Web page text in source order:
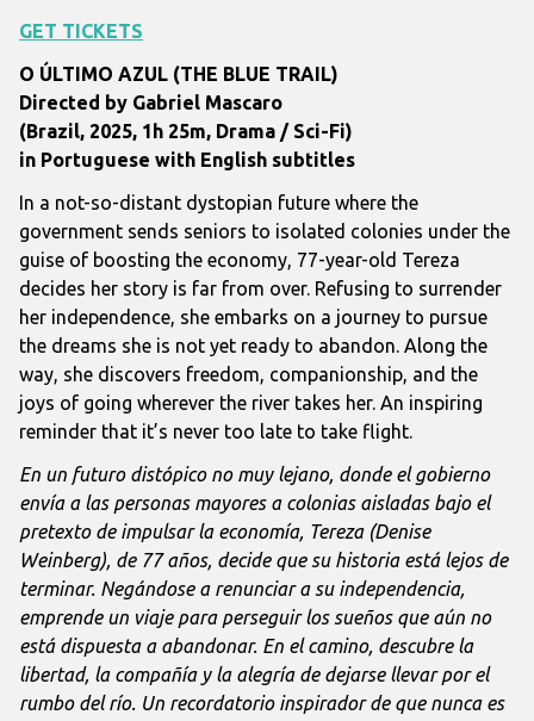
GET TICKETS
O ÚLTIMO AZUL (THE BLUE TRAIL)
Directed by Gabriel Mascaro
(Brazil, 2025, 1h 25m, Drama / Sci-Fi)
in Portuguese with English subtitles
In a not-so-distant dystopian future where the
government sends seniors to isolated colonies under the
guise of boosting the economy, 77-year-old Tereza
decides her story is far from over. Refusing to surrender
her independence, she embarks on a journey to pursue
the dreams she is not yet ready to abandon. Along the
way, she discovers freedom, companionship, and the
joys of going wherever the river takes her. An inspiring
reminder that it’s never too late to take flight.
En un futuro distópico no muy lejano, donde el gobierno
envía a las personas mayores a colonias aisladas bajo el
pretexto de impulsar la economía, Tereza (Denise
Weinberg), de 77 años, decide que su historia está lejos de
terminar. Negándose a renunciar a su independencia,
emprende un viaje para perseguir los sueños que aún no
está dispuesta a abandonar. En el camino, descubre la
libertad, la compañía y la alegría de dejarse llevar por el
rumbo del río. Un recordatorio inspirador de que nunca es